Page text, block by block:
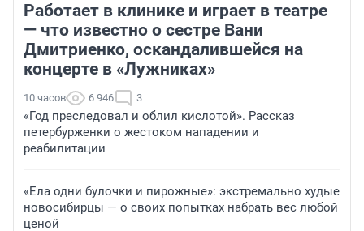
Работает в клинике и играет в театре
— что известно о сестре Вани
Дмитриенко, оскандалившейся на
концерте в «Лужниках»
10 часов 6 946 3
«Год преследовал и облил кислотой». Рассказ
петербурженки о жестоком нападении и
реабилитации
«Ела одни булочки и пирожные»: экстремально худые
новосибирцы — о своих попытках набрать вес любой
ценой